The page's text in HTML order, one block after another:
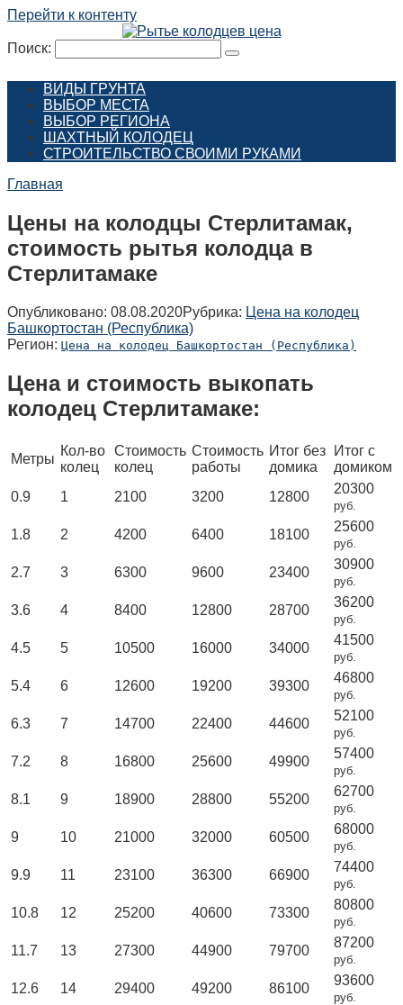
Перейти к контенту
Поиск:
ВИДЫ ГРУНТА
ВЫБОР МЕСТА
ВЫБОР РЕГИОНА
ШАХТНЫЙ КОЛОДЕЦ
СТРОИТЕЛЬСТВО СВОИМИ РУКАМИ
Главная
Цены на колодцы Стерлитамак,
стоимость рытья колодца в
Стерлитамаке
Опубликовано: 08.08.2020Рубрика: Цена на колодец
Башкортостан (Республика)
Регион: Цена на колодец Башкортостан (Республика)
Цена и стоимость выкопать
колодец Стерлитамаке:
Метры
Кол-во
колец
Стоимость
колец
Стоимость
работы
Итог без
домика
Итог с
домиком
0.9
1 2100 3200 12800
20300
руб.
1.8 2 4200 6400 18100
25600
руб.
2.7 3 6300 9600 23400
30900
руб.
3.6 4 8400 12800 28700
36200
руб.
4.5 5 10500 16000 34000
41500
руб.
5.4 6 12600 19200 39300
46800
руб.
6.3 7 14700 22400 44600
52100
руб.
7.2 8 16800 25600 49900
57400
руб.
8.1 9 18900 28800 55200
62700
руб.
9 10 21000 32000 60500
68000
руб.
9.9 11 23100 36300 66900
74400
руб.
10.8 12 25200 40600 73300
80800
руб.
11.7 13 27300 44900 79700
87200
руб.
12.6 14 29400 49200 86100
93600
руб.